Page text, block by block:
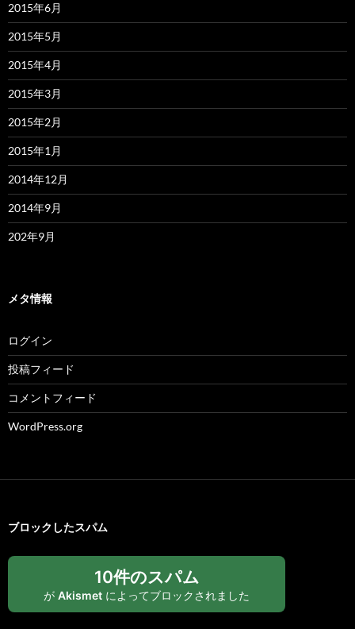
2015年6月
2015年5月
2015年4月
2015年3月
2015年2月
2015年1月
2014年12月
2014年9月
202年9月
メタ情報
ログイン
投稿フィード
コメントフィード
WordPress.org
ブロックしたスパム
10件のスパム
が Akismet によってブロックされました